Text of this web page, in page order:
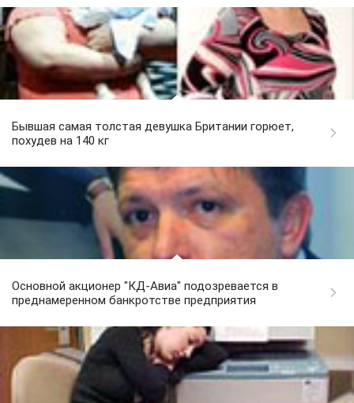
Бывшая самая толстая девушка Британии горюет,
похудев на 140 кг
Основной акционер "КД-Авиа" подозревается в
преднамеренном банкротстве предприятия